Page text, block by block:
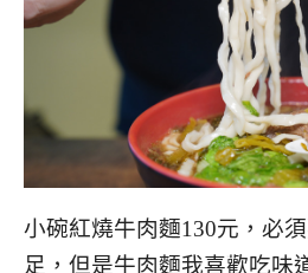
小碗紅燒牛肉麵130元，必
足，但是牛肉麵我喜歡吃味